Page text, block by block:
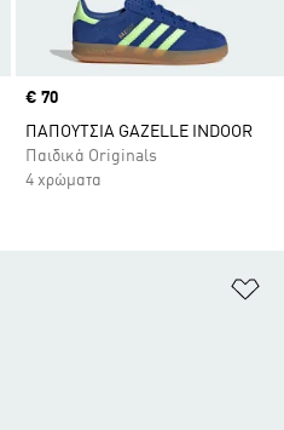
Price
€ 70
ΠΑΠΟΥΤΣΙΑ GAZELLE INDOOR
Παιδικά Originals
4 χρώματα